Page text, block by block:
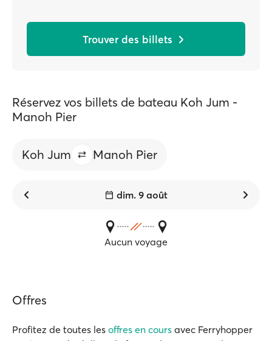
Trouver des billets
Réservez vos billets de bateau Koh Jum -
Manoh Pier
Koh Jum Manoh Pier
dim. 9 août
Aucun voyage
Offres
Profitez de toutes les offres en cours avec Ferryhopper